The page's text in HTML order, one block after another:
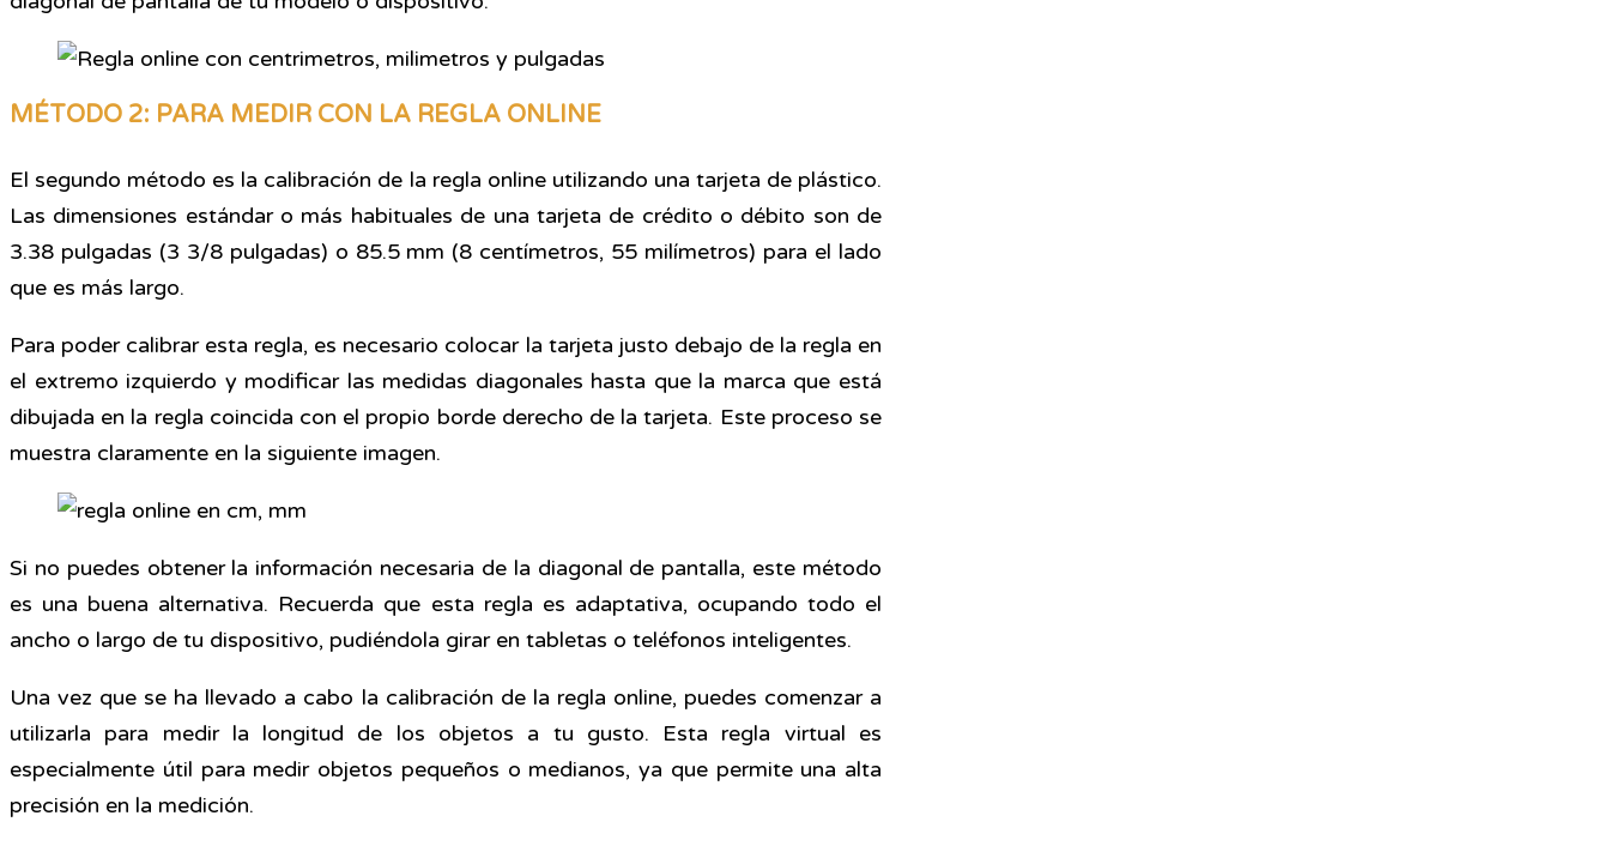
MÉTODO 2: PARA MEDIR CON LA REGLA ONLINE
El segundo método es la calibración de la regla online utilizando una tarjeta de plástico.
Las dimensiones estándar o más habituales de una tarjeta de crédito o débito son de
3.38 pulgadas (3 3/8 pulgadas) o 85.5 mm (8 centímetros, 55 milímetros) para el lado
que es más largo.
Para poder calibrar esta regla, es necesario colocar la tarjeta justo debajo de la regla en
el extremo izquierdo y modificar las medidas diagonales hasta que la marca que está
dibujada en la regla coincida con el propio borde derecho de la tarjeta. Este proceso se
muestra claramente en la siguiente imagen.
Si no puedes obtener la información necesaria de la diagonal de pantalla, este método
es una buena alternativa. Recuerda que esta regla es adaptativa, ocupando todo el
ancho o largo de tu dispositivo, pudiéndola girar en tabletas o teléfonos inteligentes.
Una vez que se ha llevado a cabo la calibración de la regla online, puedes comenzar a
utilizarla para medir la longitud de los objetos a tu gusto. Esta regla virtual es
especialmente útil para medir objetos pequeños o medianos, ya que permite una alta
precisión en la medición.